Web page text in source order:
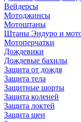
Вейдерсы
Мотоджинсы
Мотоштаны
Штаны Эндуро и
Мотоперчатки
Дождевики
Дождевые бахилы
Защита от дождя
Защита тела
Защитные шорты
Защита коленей
Защита локтей
Защита шеи